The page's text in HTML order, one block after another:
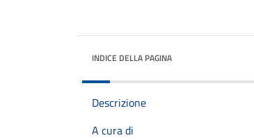
INDICE DELLA PAGINA
Descrizione
A cura di